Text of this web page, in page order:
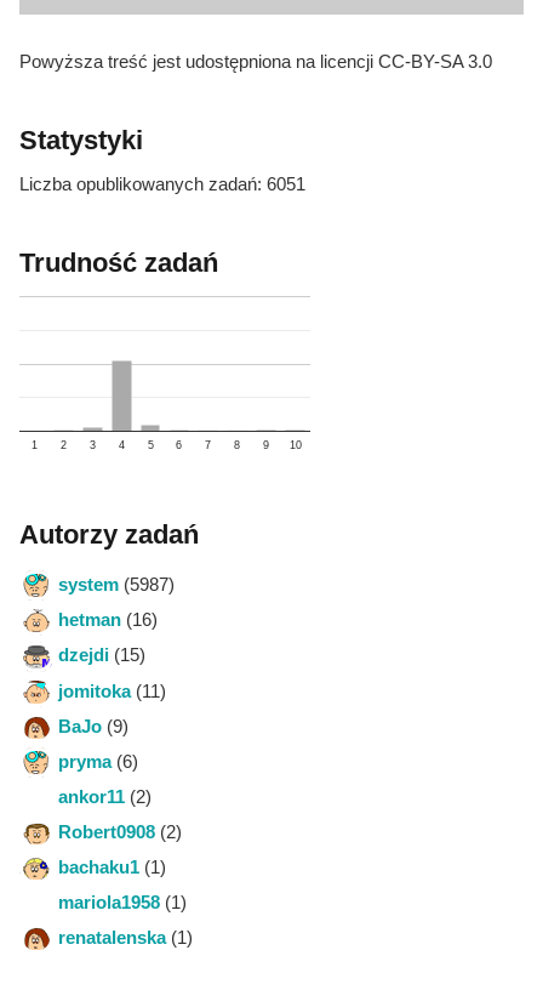
Powyższa treść jest udostępniona na licencji CC-BY-SA 3.0
Statystyki
Liczba opublikowanych zadań: 6051
Trudność zadań
1 2 3 4 5 6 7 8 9 10
Autorzy zadań
system (5987)
hetman (16)
dzejdi (15)
jomitoka(11)
BaJo (9)
pryma(6)
ankor11 (2)
Robert0908 (2)
bachaku1 (1)
mariola1958 (1)
renatalenska(1)